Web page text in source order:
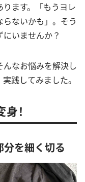
ります。「もうヨレ
ないかも」。そう
にいませんか？
なお悩みを解決し
践してみました。
！
分を細く切る